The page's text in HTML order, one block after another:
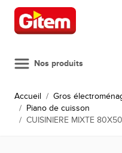
Allez au contenu
Nos produits
Accueil / Gros
/ Piano de cuisson
/ CUISINIERE MIXTE